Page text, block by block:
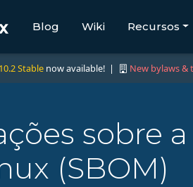
Blog Wiki Recursos
Stable now available! | New bylaws &
sobre
(SBOM)